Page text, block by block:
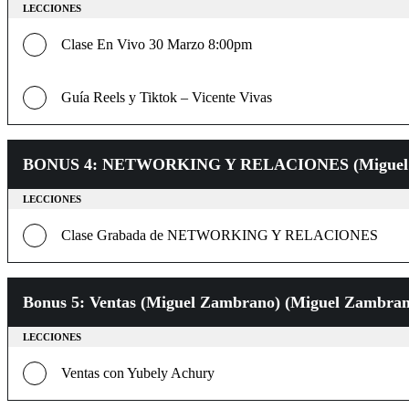
LECCIONES
Clase En Vivo 30 Marzo 8:00pm
Guía Reels y Tiktok – Vicente Vivas
BONUS 4: NETWORKING Y RELACIONES
LECCIONES
Clase Grabada de NETWORKING Y RELACIONES
Bonus 5: Ventas (Miguel Zambrano) (Miguel
LECCIONES
Ventas con Yubely Achury